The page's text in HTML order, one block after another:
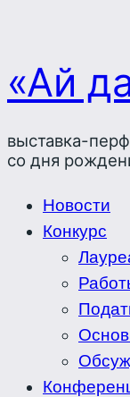
«Ай
выставка-
со дня
Новости
Конкурс